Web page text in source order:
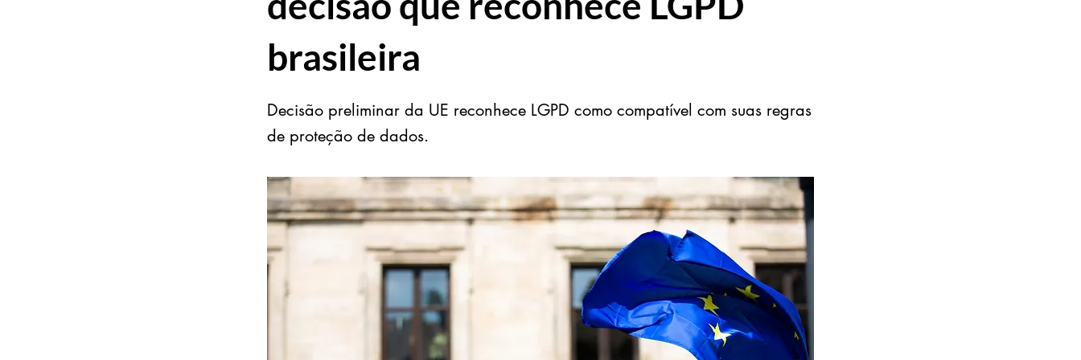
brasileira
Decisão preliminar da UE reconhece LGPD como compatível com suas regras
de proteção de dados.